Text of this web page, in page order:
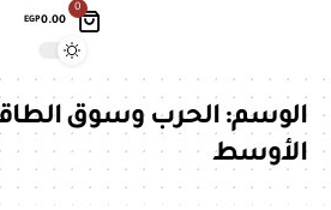
0
EGP0.00
الوسم:الحرب وسوق
الأوسط